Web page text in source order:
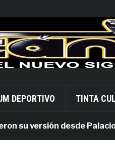
DEPORTIVO TINTA
versión desde Palacio